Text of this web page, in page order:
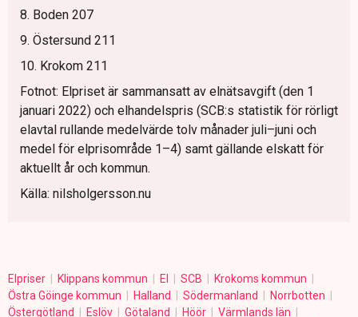
8. Boden 207
9. Östersund 211
10. Krokom 211
Fotnot: Elpriset är sammansatt av elnätsavgift (den 1
januari 2022) och elhandelspris (SCB:s statistik för rörligt
elavtal rullande medelvärde tolv månader juli–juni och
medel för elprisområde 1–4) samt gällande elskatt för
aktuellt år och kommun.
Källa: nilsholgersson.nu
Elpriser Klippans kommun El SCB
Krokoms kommun
Östra Göinge kommun
Halland Södermanland
Norrbotten
Östergötland
Eslöv Götaland Höör
Värmlands län